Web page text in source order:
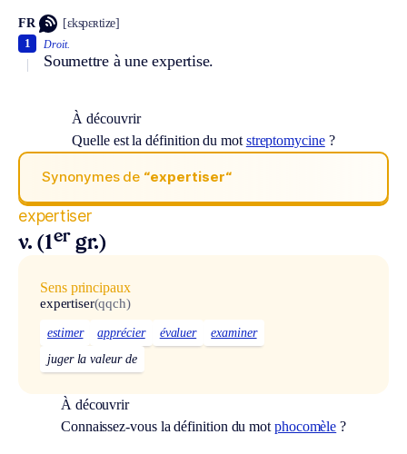
FR [ɛkspɛʀtize]
Droit.
Soumettre à une expertise.
1
À découvrir
Quelle est la définition du mot streptomycine?
Synonymes de “expertiser“
expertiser
v. (1er gr.)
Sens principaux
expertiser(qqch)
estimer apprécier évaluer
examiner
juger la valeur de
À découvrir
Connaissez-vous la définition du mot phocomèle ?